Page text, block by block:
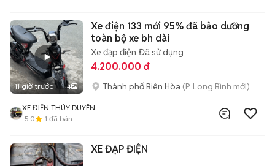
11 giờ trước 4
Xe điện 133 mới 95% đã bảo dưỡng
toàn bộ xe bh dài
Xe đạp điện Đã sử dụng
4.200.000 đ
Thành phố Biên Hòa (P. Long Bình mới)
XE ĐIỆN THÚY DUYÊN
5.0
1 đã bán
XE ĐẠP ĐIỆN